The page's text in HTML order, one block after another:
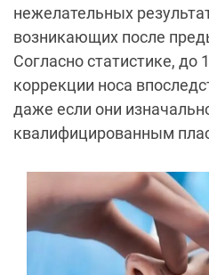
нежелательных
возникающих после
Согласно статистике, до
коррекции носа
даже если они
квалифицированным